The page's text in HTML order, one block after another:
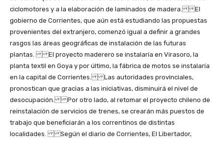
ciclomotores y a la elaboración de laminados de madera. El
gobierno de Corrientes, que aún está estudiando las propuestas
provenientes del extranjero, comenzó igual a definir a grandes
rasgos las áreas geográficas de instalación de las futuras
plantas. El proyecto maderero se instalaría en Virasoro, la
planta textil en Goya y por último, la fábrica de motos se instalaría
en la capital de Corrientes. Las autoridades provinciales,
pronostican que gracias a las iniciativas, disminuirá el nivel de
desocupación. Por otro lado, al retomar el proyecto chileno de
reinstalación de servicios de trenes, se crearán más puestos de
trabajo que beneficiarán a los correntinos de distintas
localidades. Según el diario de Corrientes, El Libertador,